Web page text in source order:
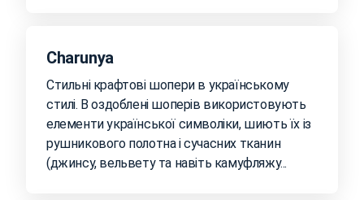
Charunya
Стильні крафтові шопери в українському
стилі. В оздоблені шоперів використовують
елементи української символіки, шиють їх із
рушникового полотна і сучасних тканин
(джинсу, вельвету та навіть камуфляжу...